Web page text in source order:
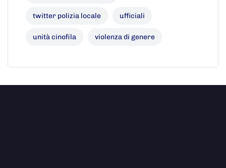
twitter polizia locale ufficiali
unità cinofila violenza di genere